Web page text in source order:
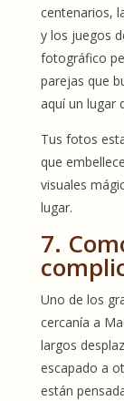
centenarios,
y los juegos
fotográfico
parejas que
aquí un lugar
Tus fotos
que
visuales
lugar.
7.
Uno de los
cercanía a
largos
escapado a
están